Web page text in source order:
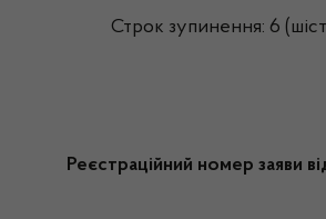
Строк зупинення: 6
Реєстраційний номер заяви